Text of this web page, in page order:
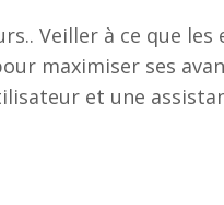
Veiller à ce que les
maximiser ses
et une